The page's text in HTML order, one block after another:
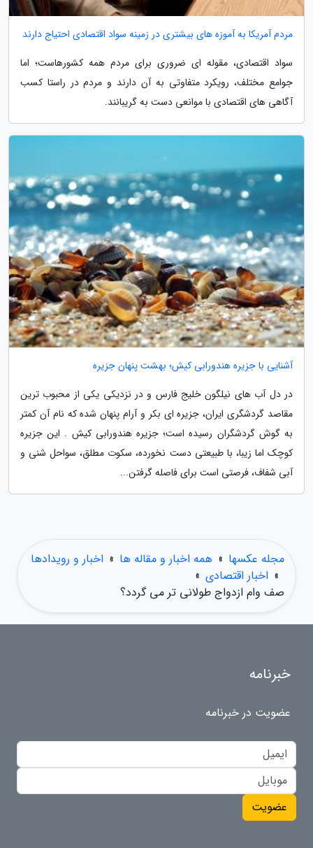
مردم آمریکا به آموزه های بیشتری در زمینه سواد اقتصادی احتیاج دارند
سواد اقتصادی، مقوله ای ضروری برای مردم همه کشورهاست؛ اما
جوامع مختلف، رویکرد متفاوتی به آن دارند و مردم در راستا کسب
آگاهی های اقتصادی با موانعی دست به گریبانند.
آشنایی با جزیره هندورابی کیش؛ بهشت پنهان جزیره
در دل آب های نیلگون خلیج فارس و در نزدیکی یکی از محبوب ترین
مقاصد گردشگری ایران، جزیره ای بکر و آرام پنهان شده که نام آن کمتر
به گوش گردشگران رسیده است؛ جزیره هندورابی کیش . این جزیره
کوچک اما زیبا، با طبیعتی دست نخورده، سکوت مطلق، سواحل شنی و
آبی شفاف، فرصتی است برای فاصله گرفتن...
مجله عکسها » همه اخبار و مقاله ها » اخبار و رویدادها
» اخبار اقتصادی »
صف وام ازدواج طولانی تر می گردد؟
خبرنامه
عضویت در خبرنامه
عضویت